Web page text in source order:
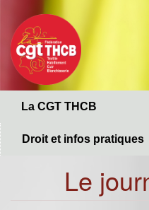
contenu
principal
La CGT THCB
Droit et infos pratiques
Le